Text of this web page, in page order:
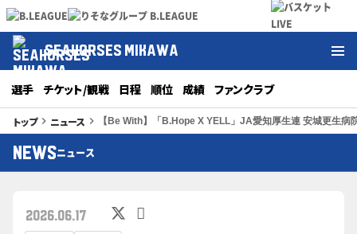
SEAHORSES MIKAWA
選手 チケット/観戦 日程 順位 成績 ファンクラブ
トップkeyboard_arrow_right ニュース keyboard_arrow_right 【Be With】「B.Hope X YELL」JA愛知厚生連 安城更生病
NEWSニュース
2026.06.17